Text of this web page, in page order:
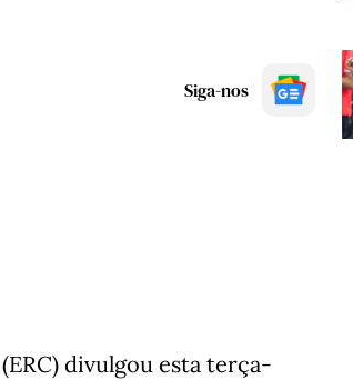
Siga-nos
divulgou esta terça-